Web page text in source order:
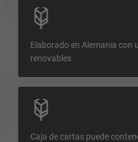
Elaborado en Alemania con
renovables
Caja de cartas puede